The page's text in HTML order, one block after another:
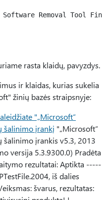
Removal Tool
rasta klaidų, pavyzdys.
ir klaidas, kurias sukelia
žinių bazės straipsnyje:
"„Microsoft“
šalinimo įrankį "„Microsoft“
įrankis v5.3, 2013
versija 5.3.9300.0) Pradėta
rezultatai: Aptikta -----
iš dalies
švarus, rezultatas: